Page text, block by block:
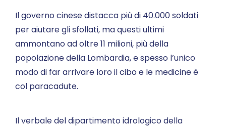
Il governo cinese distacca più di 40.000 soldati
per aiutare gli sfollati, ma questi ultimi
ammontano ad oltre 11 milioni, più della
popolazione della Lombardia, e spesso l’unico
modo di far arrivare loro il cibo e le medicine è
col paracadute.
Il verbale del dipartimento idrologico della